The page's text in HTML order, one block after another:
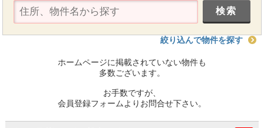
絞り込んで物件を探す
ホームページに掲載されていない物件も
多数ございます。
お手数ですが、
会員登録フォームよりお問合せ下さい。